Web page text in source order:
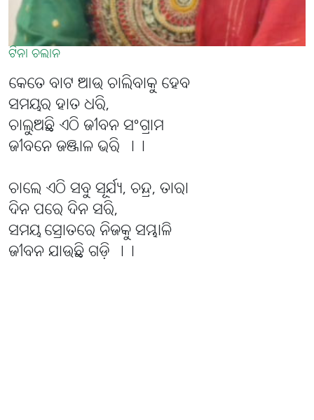
ଟିନା ଚଲାନ
କେତେ ବାଟ ଆଉ ଚାଲିବାକୁ ହେବ
ସମୟର ହାତ ଧରି,
ଚାଲୁଅଛି ଏଠି ଜୀବନ ସଂଗ୍ରାମ
ଜୀବନେ ଜଞ୍ଜାଳ ଭରି ।।
ଚାଲେ ଏଠି ସବୁ ସୂର୍ଯ୍ୟ, ଚନ୍ଦ୍ର, ତାରା
ଦିନ ପରେ ଦିନ ସରି,
ସମୟ ସ୍ରୋତରେ ନିଜକୁ ସମ୍ଭାଳି
ଜୀବନ ଯାଉଛି ଗଡ଼ି ।।